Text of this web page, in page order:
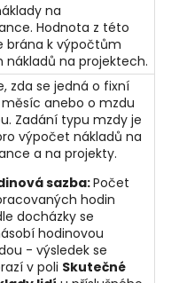
na
Hodnota z této
brána k výpočtům
nákladů na projektech.
zda se jedná o fixní
anebo o mzdu
Zadání typu mzdy je
výpočet nákladů na
a na projekty.
sazba:Počet
hodin
docházky se
hodinovou
- výsledek se
v poli Skutečné